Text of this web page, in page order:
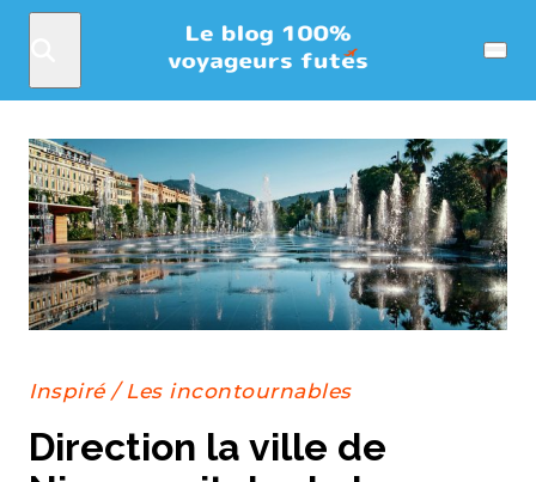
Menu
Inspiré/ Les incontournables
Direction la ville de